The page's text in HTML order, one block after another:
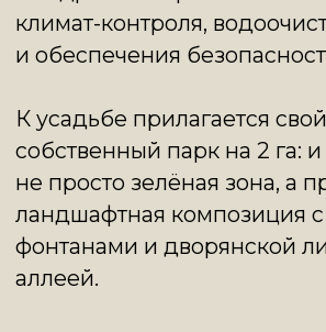
УСАДЬБА В ОРЛОВО-
ДАВЫДОВСКОМ —
ЕДИНСТВЕННЫЙ ОБЪЕКТ
И УРОВНЯ В ПРЕДЕЛАХ
ИСТОРИЧЕСКОГО ЦЕНТРА
МОСКВЫ! ЭТО ДОМ
С ИСТОРИЕЙ И СТАТУСОМ